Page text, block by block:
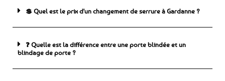
💲 Quel est le prix d'un changement de serrure à Gardanne ?
❓ Quelle est la différence entre une porte blindée et un
blindage de porte ?